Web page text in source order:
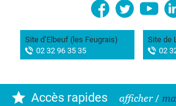
Site d’Elbeuf (les Feugrais)
02 32 96 35 35
Site de
02
Accès rapides afficher/
Association AIMES
Hôpital de Bourg-Achard